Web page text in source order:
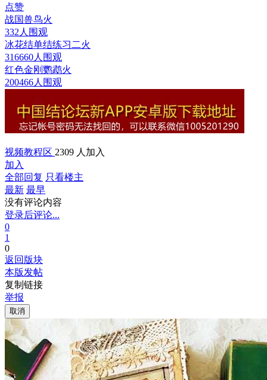
点赞
战国兽鸟火
332人围观
冰花结单结练习二火
316660人围观
红色金刚鹦鹉火
200466人围观
视频教程区 2309 人加入
加入
全部回复 只看楼主
最新 最早
没有评论内容
登录后评论...
0
1
0
返回版块
本版发帖
复制链接
举报
取消